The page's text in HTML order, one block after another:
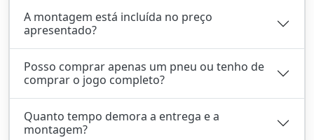
A montagem está incluída no preço
apresentado?
Posso comprar apenas um pneu ou tenho de
comprar o jogo completo?
Quanto tempo demora a entrega e a
montagem?